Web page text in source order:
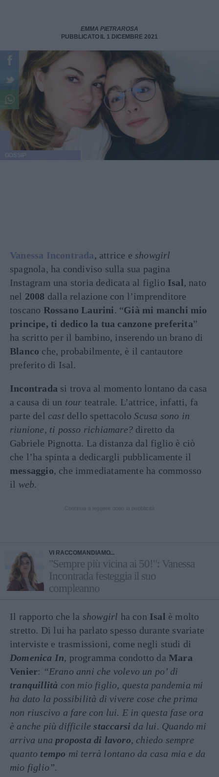
EMMA PIETRAROSA
PUBBLICATO IL 1 DICEMBRE 2021
Vanessa Incontrada, attrice eshowgirl
spagnola, ha condiviso sulla sua pagina
Instagram una storia dedicata al figlio Isal, nato
nel 2008 dalla relazione con l’imprenditore
toscano Rossano Laurini. “Già mi manchi mio
principe, ti dedico la tua canzone preferita”
ha scritto per il bambino, inserendo un brano di
Blanco che, probabilmente, è il cantautore
preferito di Isal.
Incontrada si trova al momento lontano da casa
a causa di un tour teatrale. L’attrice, infatti, fa
parte del castdello spettacoloScusa sono in
riunione, ti posso richiamare? diretto da
Gabriele Pignotta. La distanza dal figlio è ciò
che l’ha spinta a dedicargli pubblicamente il
messaggio, che immediatamente ha commosso
il web.
VI RACCOMANDIAMO...
"Sempre più vicina ai 50!": Vanessa
Incontrada festeggia il suo
compleanno
Il rapporto che la showgirl ha con Isal è molto
stretto. Di lui ha parlato spesso durante svariate
interviste e trasmissioni, come negli studi di
Domenica In, programma condotto daMara
Venier: “Erano anni che volevo un po’ di
tranquillità con mio figlio, questa pandemia mi
ha dato la possibilità di vivere cose che prima
non riuscivo a fare con lui. E in questa fase ora
è anche più difficilestaccarsi da lui. Quando mi
arriva una proposta di lavoro, chiedo sempre
quanto tempo mi terrà lontano da casa mia e da
mio figlio”.